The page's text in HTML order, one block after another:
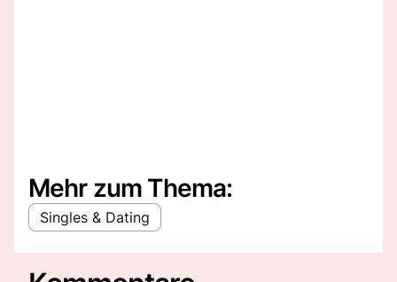
Mehr zum Thema:
Singles & Dating